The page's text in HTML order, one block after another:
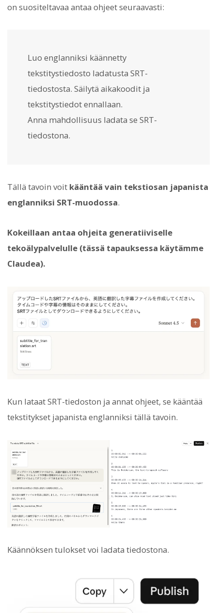
on suositeltavaa antaa ohjeet seuraavasti:
Luo englanniksi käännetty
tekstitystiedosto ladatusta SRT-
tiedostosta. Säilytä aikakoodit ja
tekstitystiedot ennallaan.
Anna mahdollisuus ladata se SRT-
tiedostona.
Tällä tavoin voit kääntää vain tekstiosan japanista
englanniksi SRT-muodossa.
Kokeillaan antaa ohjeita generatiiviselle
tekoälypalvelulle (tässä tapauksessa käytämme
Claudea).
Kun lataat SRT-tiedoston ja annat ohjeet, se kääntää
tekstitykset japanista englanniksi tällä tavoin.
Käännöksen tulokset voi ladata tiedostona.